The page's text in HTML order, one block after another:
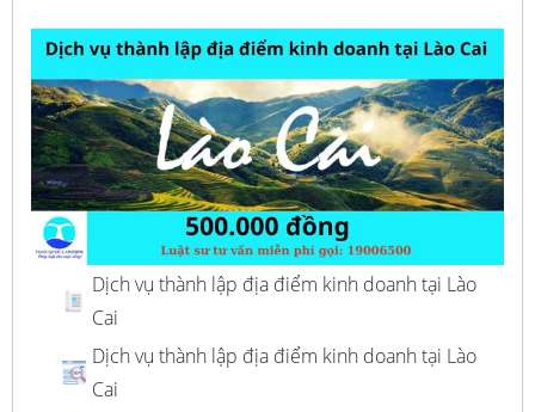
Dịch vụ thành lập địa điểm kinh doanh tại Lào
Cai
Dịch vụ thành lập địa điểm kinh doanh tại Lào
Cai